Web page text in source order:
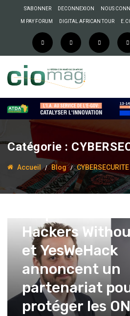
S’ABONNER DECONNEXION NOUS
M PAY FORUM DIGITAL AFRICAN TOUR
Catégorie :
Accueil Blog CYBERSECURITE
1 septembre 2022
La
les plus
Hackers
et YesWeHack
annoncent un
partenariat
protéger les